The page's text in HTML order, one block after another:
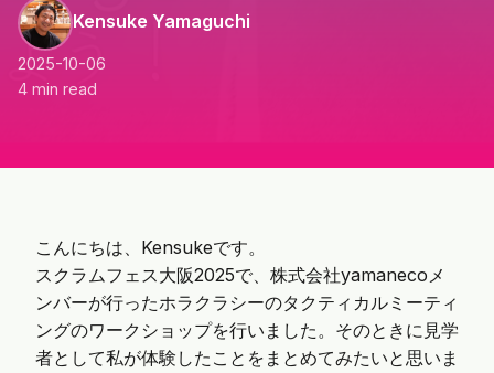
Kensuke Yamaguchi
2025-10-06
4 min read
こんにちは、Kensukeです。
スクラムフェス大阪2025で、株式会社yamanecoメ
ンバーが行ったホラクラシーのタクティカルミーティ
ングのワークショップを行いました。そのときに見学
者として私が体験したことをまとめてみたいと思いま